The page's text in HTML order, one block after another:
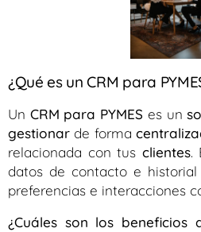
¿Qué es un CRM para
Un CRM para PYMES es un
gestionar de forma
relacionada con tus clientes.
datos de contacto e
preferencias e interacciones
¿Cuáles son los beneficios